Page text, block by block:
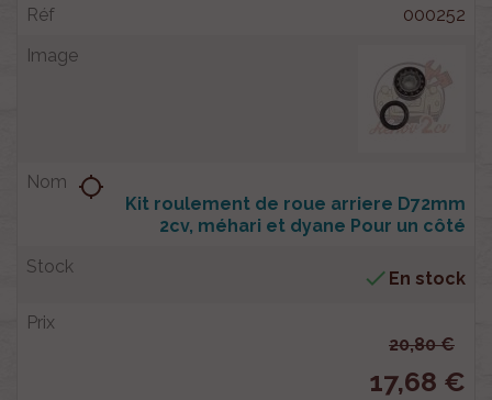
000252
Kit roulement de roue arriere D72mm
2cv, méhari et dyane Pour un côté
location_searching
 En stock
20,80 €
17,68 €